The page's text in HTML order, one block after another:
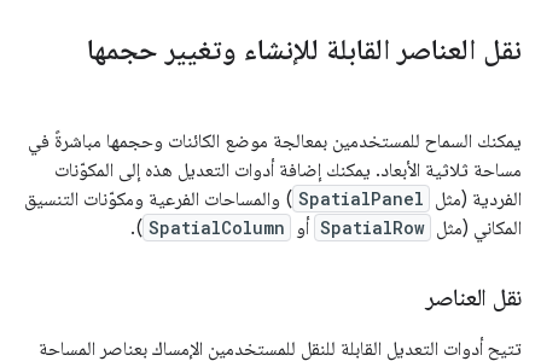
نقل العناصر القابلة للإنشاء وتغيير حجمها
يمكنك السماح للمستخدمين بمعالجة موضع الكائنات وحجمها مباشرةً في
مساحة ثلاثية الأبعاد. يمكنك إضافة أدوات التعديل هذه إلى المكوّنات
الفردية (مثل SpatialPanel ) والمساحات الفرعية ومكوّنات التنسيق
المكاني (مثل SpatialRow أو SpatialColumn
).
نقل العناصر
تتيح أدوات التعديل القابلة للنقل للمستخدمين الإمساك بعناصر المساحة